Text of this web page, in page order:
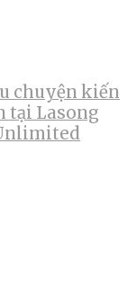
chuyện kiến
tại Lasong